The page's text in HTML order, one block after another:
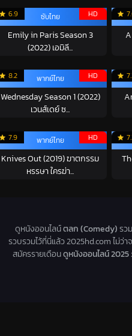
6.9 HD
ซับไทย
Emily in Paris Season 3
(2022) เอมิลี...
8.2 HD
พากย์ไทย
Wednesday Season 1 (2022)
เวนส์เดย์ ซ...
7.9 HD
พากย์ไทย
Knives Out (2019) ฆาตกรรม
หรรษา ใครฆ่า...
ดูหนังออนไลน์ตลก (Comedy)รว
รวบรวมไว้ที่นี่แล้ว 2025hd.com ไม่ว่
สมัครรายเดือนดูหนังออนไลน์ 2025